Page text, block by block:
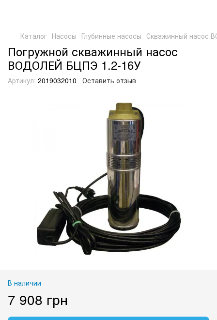
Каталог Насосы Глубинные насосы Скважинный насос
Погружной скважинный насос
ВОДОЛЕЙ БЦПЭ 1.2-16У
Артикул: 2019032010 Оставить отзыв
В наличии
7 908 грн